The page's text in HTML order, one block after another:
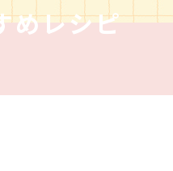
めレシピ